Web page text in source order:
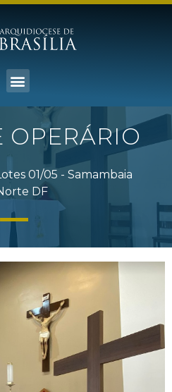
OPERÁRIO
01/05 - Samambaia
DF